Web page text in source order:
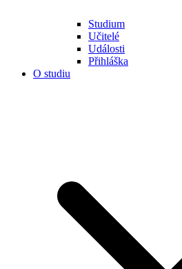
Studium
Učitelé
Události
Přihláška
O studiu